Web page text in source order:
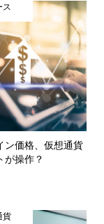
ス
ン価格、仮想通貨
が操作？
貨